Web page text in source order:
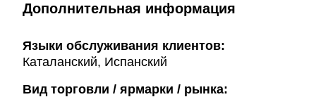
Дополнительная информация
Языки обслуживания клиентов:
Каталанский, Испанский
Вид торговли / ярмарки / рынка: